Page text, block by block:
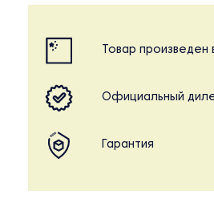
Товар произведен
Официальный
Гарантия